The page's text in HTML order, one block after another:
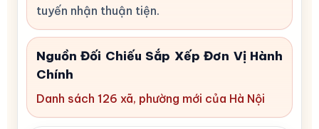
tuyến nhận thuận tiện.
Nguồn Đối Chiếu Sắp Xếp Đơn Vị Hành
Chính
Danh sách 126 xã, phường mới của Hà Nội